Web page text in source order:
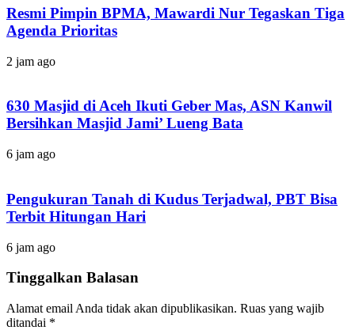
Resmi Pimpin BPMA, Mawardi Nur Tegaskan Tiga
Agenda Prioritas
2 jam ago
630 Masjid di Aceh Ikuti Geber Mas, ASN Kanwil
Bersihkan Masjid Jami’ Lueng Bata
6 jam ago
Pengukuran Tanah di Kudus Terjadwal, PBT Bisa
Terbit Hitungan Hari
6 jam ago
Tinggalkan Balasan
Alamat email Anda tidak akan dipublikasikan. Ruas yang wajib
ditandai *